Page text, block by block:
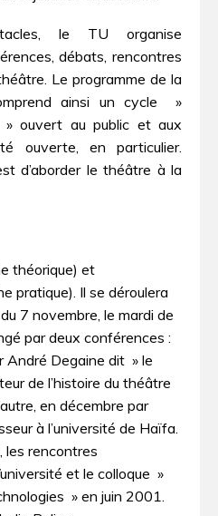
le TU organise
débats, rencontres
Le programme de la
ainsi un cycle »
ouvert au public et aux
ouverte, en particulier.
d’aborder le théâtre à la
théorique) et
pratique). Il se déroulera
7 novembre, le mardi de
par deux conférences :
André Degaine dit » le
de l’histoire du théâtre
en décembre par
à l’université de Haïfa.
les rencontres
et le colloque »
» en juin 2001.